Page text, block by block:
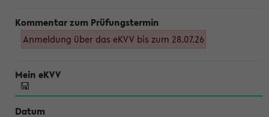
Anmeldung über das eKVV bis zum 28.07.26